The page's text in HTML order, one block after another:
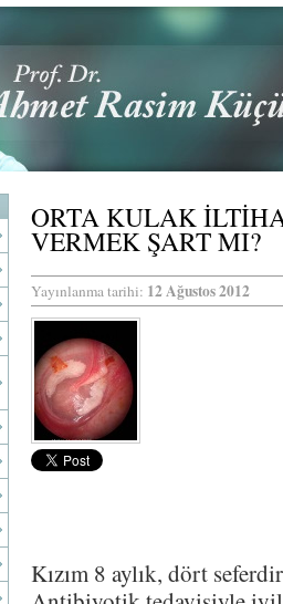
ORTA KULAK
VERMEK ŞART MI?
Yayınlanma tarihi: 12 Ağustos 2012
Kızım 8 aylık, dört